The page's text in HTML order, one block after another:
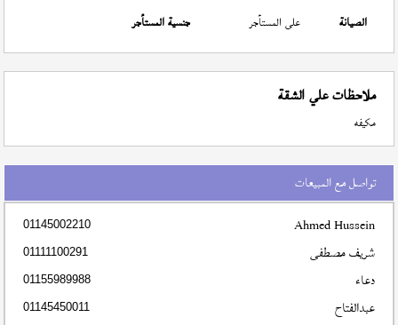
الصيانة
على المستأجر جنسية المستأجر
ملاحظات علي الشقة
مكيفه
تواصل مع المبيعات
Ahmed Hussein
01145002210
شريف مصطفى 01111100291
دعاء 01155989988
عبدالفتاح 01145450011